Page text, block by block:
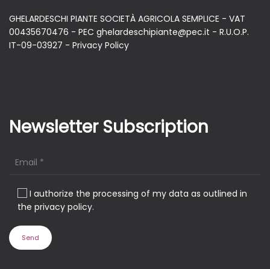
GHELARDESCHI PIANTE SOCIETÀ AGRICOLA SEMPLICE - VAT
00435670476 - PEC ghelardeschipiante@pec.it - R.U.O.P.
IT-09-03927 - Privacy Policy
Newsletter Subscription
I authorize the processing of my data as outlined in
the privacy policy.